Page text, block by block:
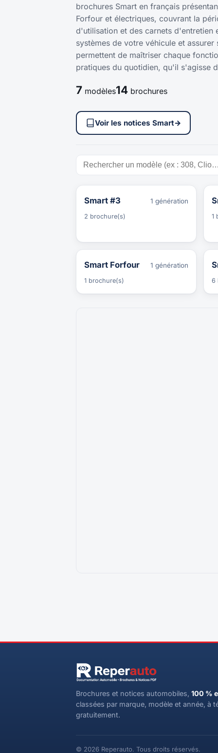
brochures Smart en français
Forfour et électriques, couvrant la
d'utilisation et des carnets d'entretien
systèmes de votre véhicule et
permettent de maîtriser chaque
pratiques du quotidien, qu'il s'agisse
7 modèles14 brochures
Voir les notices Smart→
Smart #3 1 génération
2 brochure(s) 1
Smart Forfour 1 génération
1 brochure(s) 6
Brochures et notices automobiles, 100 %
classées par marque, modèle et année, à
gratuitement.
© 2026 Reperauto. Tous droits réservés.